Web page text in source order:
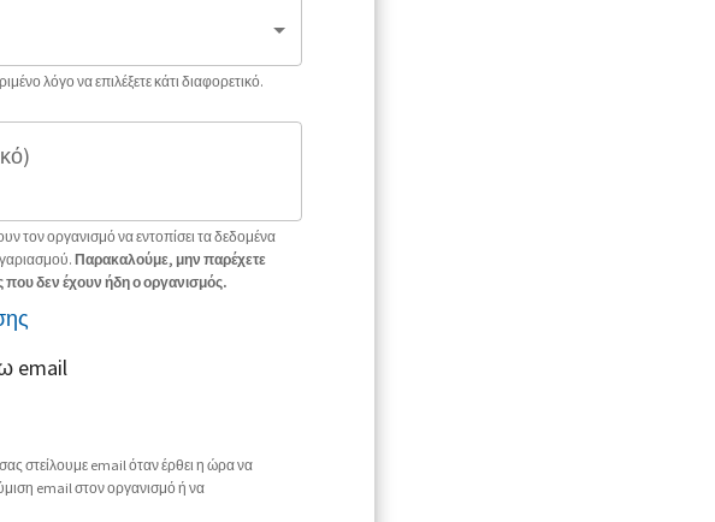
λόγο να επιλέξετε κάτι διαφορετικό.
τον οργανισμό να εντοπίσει τα δεδομένα
Παρακαλούμε, μην παρέχετε
δεν έχουν ήδη ο οργανισμός.
email
στείλουμε email όταν έρθει η ώρα να
email στον οργανισμό ή να